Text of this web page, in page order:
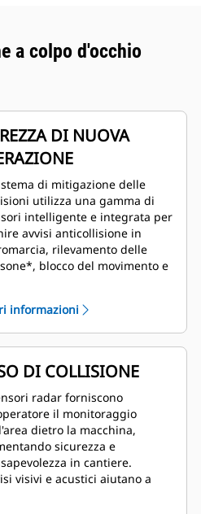
a colpo d'occhio
DI NUOVA
di mitigazione delle
utilizza una gamma di
intelligente e integrata per
avvisi anticollisione in
rilevamento delle
blocco del movimento e
di rilevamento di diverse
per supportare gli
e promuovere
più sicuri.
di serie in fabbrica o
kit di aggiornamento. Per
informazioni, rivolgetevi
dealer Cat.
informazioni
DI COLLISIONE
radar forniscono
il monitoraggio
dietro la macchina,
sicurezza e
in cantiere.
visivi e acustici aiutano a